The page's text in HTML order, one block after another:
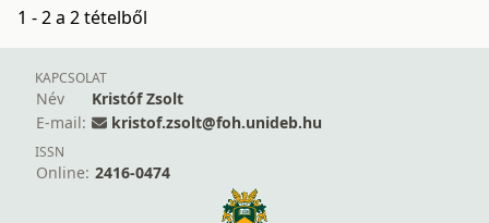
1 - 2 a 2 tételből
KAPCSOLAT
Név
Kristóf Zsolt
E-mail:
kristof.zsolt@foh.unideb.hu
ISSN
Online: 2416-0474